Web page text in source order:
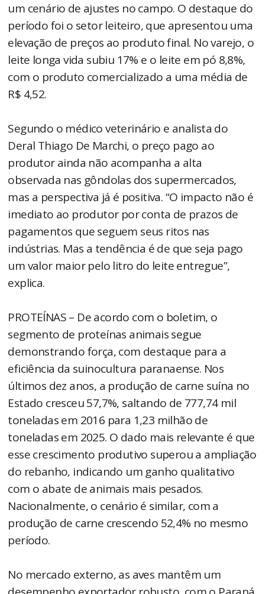
um cenário de ajustes no campo. O destaque do
período foi o setor leiteiro, que apresentou uma
elevação de preços ao produto final. No varejo, o
leite longa vida subiu 17% e o leite em pó 8,8%,
com o produto comercializado a uma média de
R$ 4,52.
Segundo o médico veterinário e analista do
Deral Thiago De Marchi, o preço pago ao
produtor ainda não acompanha a alta
observada nas gôndolas dos supermercados,
mas a perspectiva já é positiva. “O impacto não é
imediato ao produtor por conta de prazos de
pagamentos que seguem seus ritos nas
indústrias. Mas a tendência é de que seja pago
um valor maior pelo litro do leite entregue”,
explica.
PROTEÍNAS – De acordo com o boletim, o
segmento de proteínas animais segue
demonstrando força, com destaque para a
eficiência da suinocultura paranaense. Nos
últimos dez anos, a produção de carne suína no
Estado cresceu 57,7%, saltando de 777,74 mil
toneladas em 2016 para 1,23 milhão de
toneladas em 2025. O dado mais relevante é que
esse crescimento produtivo superou a ampliação
do rebanho, indicando um ganho qualitativo
com o abate de animais mais pesados.
Nacionalmente, o cenário é similar, com a
produção de carne crescendo 52,4% no mesmo
período.
No mercado externo, as aves mantêm um